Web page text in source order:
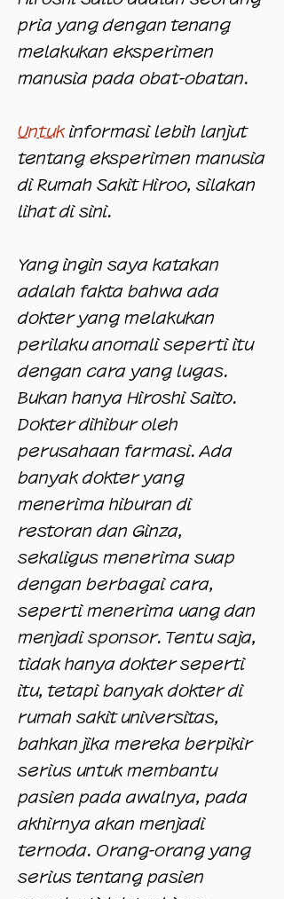
pria yang dengan tenang
melakukan eksperimen
manusia pada obat-obatan.
Untukinformasi lebih lanjut
tentang eksperimen manusia
di Rumah Sakit Hiroo, silakan
lihat di sini.
Yang ingin saya katakan
adalah fakta bahwa ada
dokter yang melakukan
perilaku anomali seperti itu
dengan cara yang lugas.
Bukan hanya Hiroshi Saito.
Dokter dihibur oleh
perusahaan farmasi. Ada
banyak dokter yang
menerima hiburan di
restoran dan Ginza,
sekaligus menerima suap
dengan berbagai cara,
seperti menerima uang dan
menjadi sponsor. Tentu saja,
tidak hanya dokter seperti
itu, tetapi banyak dokter di
rumah sakit universitas,
bahkan jika mereka berpikir
serius untuk membantu
pasien pada awalnya, pada
akhirnya akan menjadi
ternoda. Orang-orang yang
serius tentang pasien